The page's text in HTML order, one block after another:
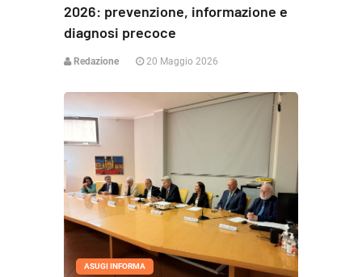
2026: prevenzione, informazione e
diagnosi precoce
Redazione 20 Maggio 2026
ASUGI INFORMA